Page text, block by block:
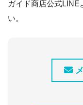
ガイド商店公式LINE
い。